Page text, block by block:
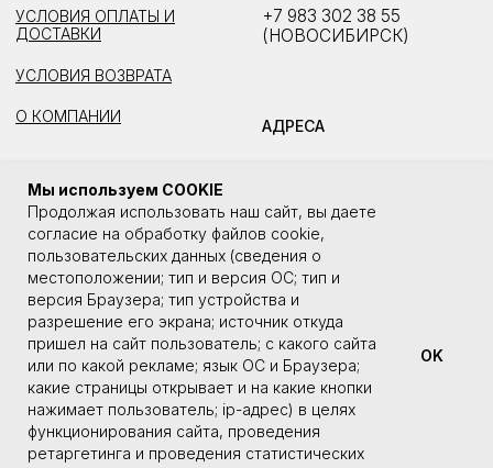
Мы используем COOKIE
Продолжая использовать наш сайт, вы даете
согласие на обработку файлов cookie,
пользовательских данных (сведения о
местоположении; тип и версия ОС; тип и
версия Браузера; тип устройства и
разрешение его экрана; источник откуда
пришел на сайт пользователь; с какого сайта
или по какой рекламе; язык ОС и Браузера;
какие страницы открывает и на какие кнопки
нажимает пользователь; ip-адрес) в целях
функционирования сайта, проведения
ретаргетинга и проведения статистических
OK